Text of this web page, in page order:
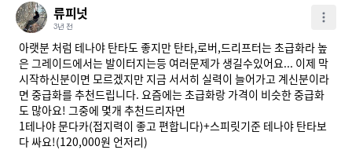
류피넛
3년 전
아랫분 처럼 테나야 탄타도 좋지만 탄타,로버,드리프터는 초급화라 높
은 그레이드에서는 발이터지는등 여러문제가 생길수있어요... 이제 막
시작하신분이면 모르겠지만 지금 서서히 실력이 늘어가고 계신분이라
면 중급화를 추천드립니다. 요즘에는 초급화랑 가격이 비슷한 중급화
도 많아요! 그중에 몇개 추천드리자면
1테나야 문다카(접지력이 좋고 편합니다)+스피릿기준 테나야 탄타보
다 싸요!(120,000원 언저리)